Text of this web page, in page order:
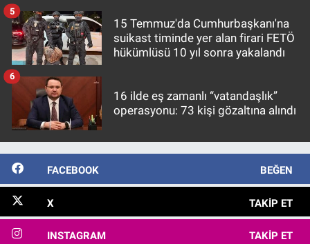
15 Temmuz'da Cumhurbaşkanı'na
suikast timinde yer alan firari FETÖ
hükümlüsü 10 yıl sonra yakalandı
5
16 ilde eş zamanlı “vatandaşlık”
operasyonu: 73 kişi gözaltına alındı
6
FACEBOOK BEĞEN
X TAKIP ET
INSTAGRAM TAKIP ET